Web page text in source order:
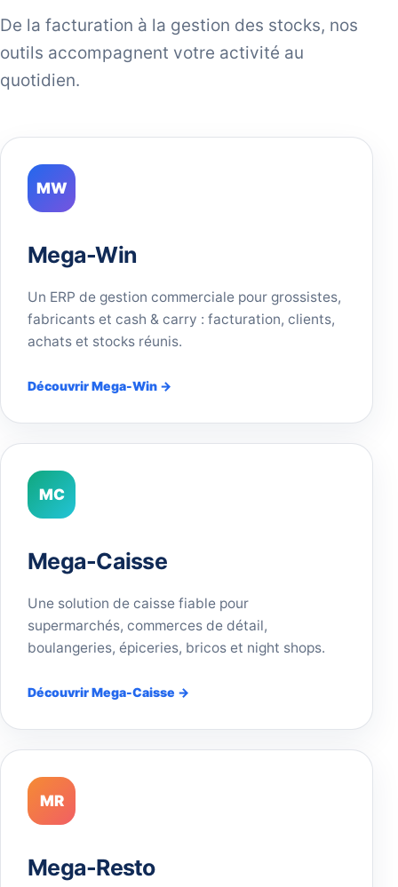
De la facturation à la gestion des stocks, nos
outils accompagnent votre activité au
quotidien.
MW
Mega-Win
Un ERP de gestion commerciale pour grossistes,
fabricants et cash & carry : facturation, clients,
achats et stocks réunis.
Découvrir Mega-Win →
MC
Mega-Caisse
Une solution de caisse fiable pour
supermarchés, commerces de détail,
boulangeries, épiceries, bricos et night shops.
Découvrir Mega-Caisse →
MR
Mega-Resto